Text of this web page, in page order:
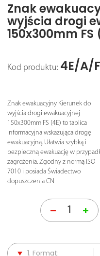
Znak
wyjścia drogi
150x300mm FS
Kod produktu: 4E/A/
Znak ewakuacyjny Kierunek do
wyjścia drogi ewakuacyjnej
150x300mm FS (4E) to tablica
informacyjna wskazująca drogę
ewakuacyjną. Ułatwia szybką i
bezpieczną ewakuację w
zagrożenia. Zgodny z normą ISO
7010 i posiada Świadectwo
dopuszczenia CN
1. Format: